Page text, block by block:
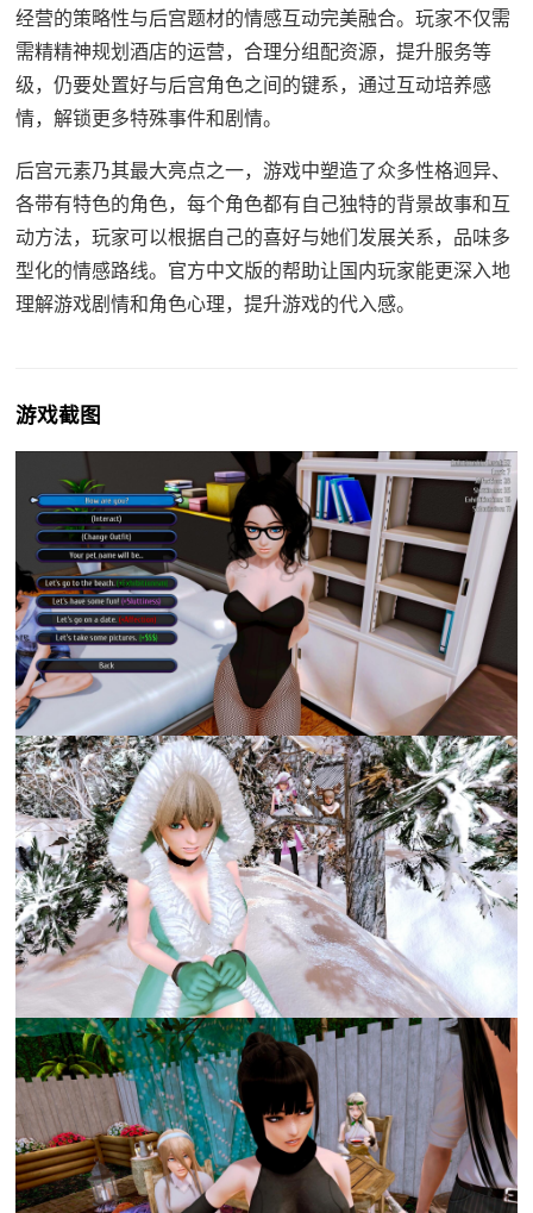
经营的策略性与后宫题材的情感互动完美融合。玩家不仅需
需精精神规划酒店的运营，合理分组配资源，提升服务等
级，仍要处置好与后宫角色之间的键系，通过互动培养感
情，解锁更多特殊事件和剧情。
后宫元素乃其最大亮点之一，游戏中塑造了众多性格迥异、
各带有特色的角色，每个角色都有自己独特的背景故事和互
动方法，玩家可以根据自己的喜好与她们发展关系，品味多
型化的情感路线。官方中文版的帮助让国内玩家能更深入地
理解游戏剧情和角色心理，提升游戏的代入感。
游戏截图